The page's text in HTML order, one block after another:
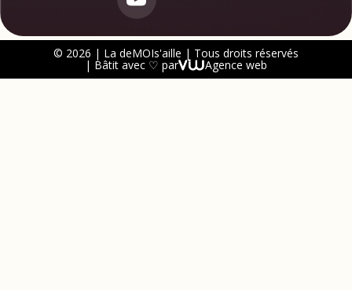
© 2026 | La deMOIs'aille | Tous droits réservés
| Bâtit avec ♡ par Agence web